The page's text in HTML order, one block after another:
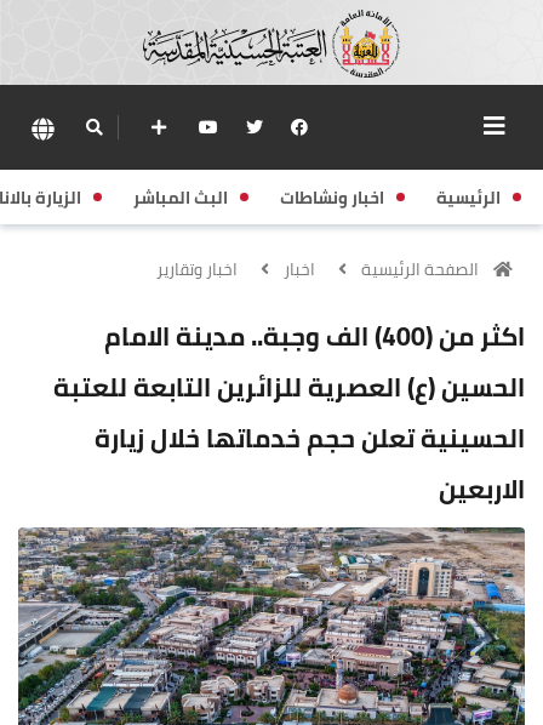
الرئيسية اخبار ونشاطات البث المباشر الزيارة
الصفحة الرئيسية اخبار اخبار وتقارير
اكثر من (400) الف وجبة.. مدينة الامام
الحسين (ع) العصرية للزائرين التابعة للعتبة
الحسينية تعلن حجم خدماتها خلال زيارة
الاربعين